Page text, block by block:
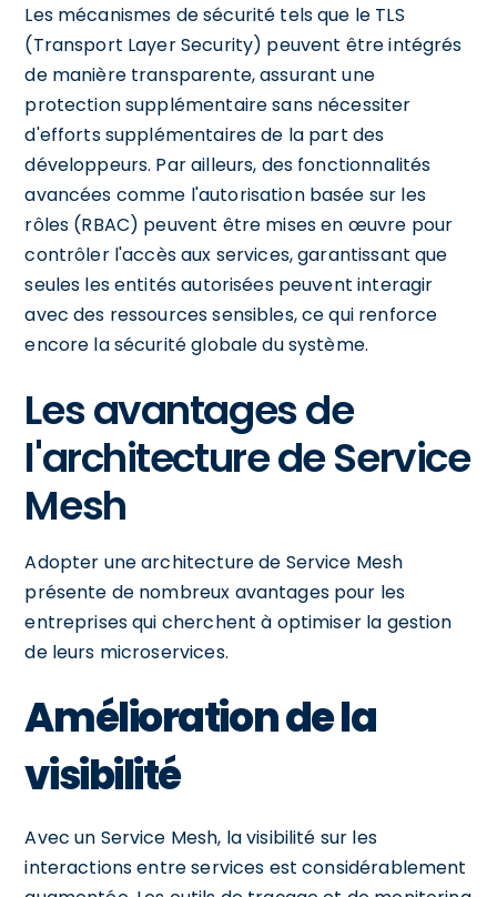
Les mécanismes de sécurité tels que le TLS
(Transport Layer Security) peuvent être intégrés
de manière transparente, assurant une
protection supplémentaire sans nécessiter
d'efforts supplémentaires de la part des
développeurs. Par ailleurs, des fonctionnalités
avancées comme l'autorisation basée sur les
rôles (RBAC) peuvent être mises en œuvre pour
contrôler l'accès aux services, garantissant que
seules les entités autorisées peuvent interagir
avec des ressources sensibles, ce qui renforce
encore la sécurité globale du système.
Les avantages de
l'architecture de Service
Mesh
Adopter une architecture de Service Mesh
présente de nombreux avantages pour les
entreprises qui cherchent à optimiser la gestion
de leurs microservices.
Amélioration de la
visibilité
Avec un Service Mesh, la visibilité sur les
interactions entre services est considérablement